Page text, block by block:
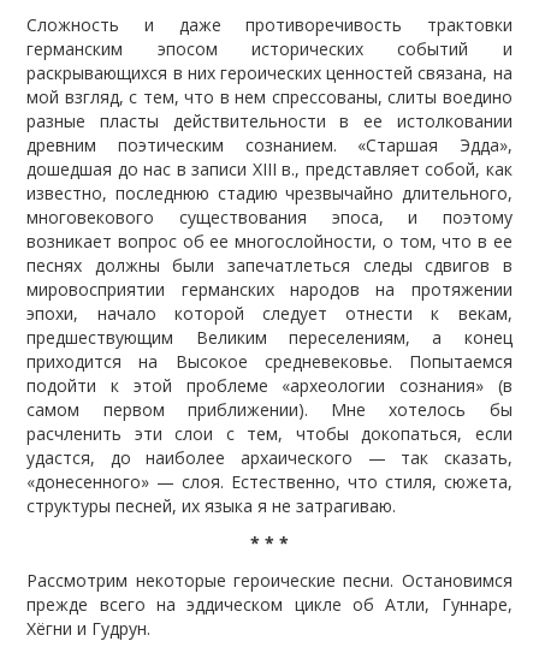
Сложность и даже противоречивость трактовки
германским эпосом исторических событий и
раскрывающихся в них героических ценностей связана, на
мой взгляд, с тем, что в нем спрессованы, слиты воедино
разные пласты действительности в ее истолковании
древним поэтическим сознанием. «Старшая Эдда»,
дошедшая до нас в записи XIII в., представляет собой, как
известно, последнюю стадию чрезвычайно длительного,
многовекового существования эпоса, и поэтому
возникает вопрос об ее многослойности, о том, что в ее
песнях должны были запечатлеться следы сдвигов в
мировосприятии германских народов на протяжении
эпохи, начало которой следует отнести к векам,
предшествующим Великим переселениям, а конец
приходится на Высокое средневековье. Попытаемся
подойти к этой проблеме «археологии сознания» (в
самом первом приближении). Мне хотелось бы
расчленить эти слои с тем, чтобы докопаться, если
удастся, до наиболее архаического — так сказать,
«донесенного» — слоя. Естественно, что стиля, сюжета,
структуры песней, их языка я не затрагиваю.
* * *
Рассмотрим некоторые героические песни. Остановимся
прежде всего на эддическом цикле об Атли, Гуннаре,
Хёгни и Гудрун.